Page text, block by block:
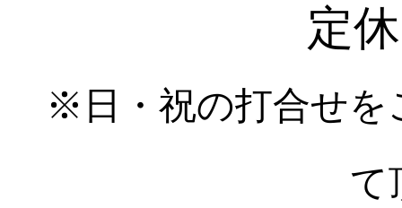
定
※日・祝の打合せを
て